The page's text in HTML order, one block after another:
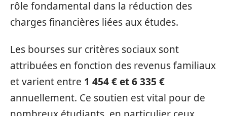
rôle fondamental dans la réduction des
charges financières liées aux études.
Les bourses sur critères sociaux sont
attribuées en fonction des revenus familiaux
et varient entre 1 454 € et 6 335 €
annuellement. Ce soutien est vital pour de